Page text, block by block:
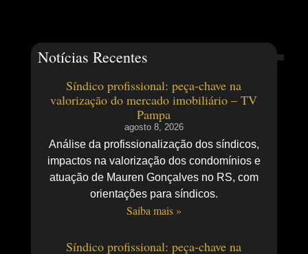
Notícias Recentes
Síndico profissional: peça-chave na
valorização do mercado imobiliário – TV
Pampa
agosto 8, 2026
Análise da profissionalização dos síndicos,
impactos na valorização dos condomínios e
atuação de Mauren Gonçalves no RS, com
orientações para síndicos.
Saiba mais »
Síndico profissional: peça-chave na